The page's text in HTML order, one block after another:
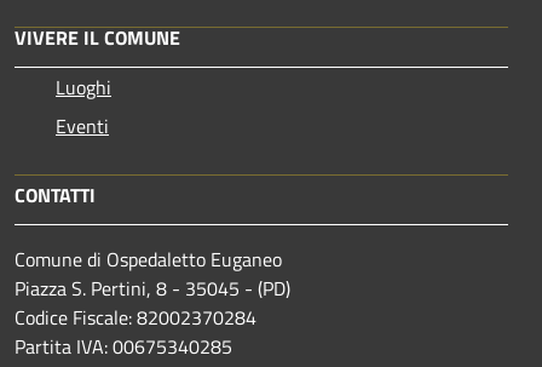
VIVERE IL COMUNE
Luoghi
Eventi
CONTATTI
Comune di Ospedaletto Euganeo
Piazza S. Pertini, 8 - 35045 - (PD)
Codice Fiscale: 82002370284
Partita IVA: 00675340285